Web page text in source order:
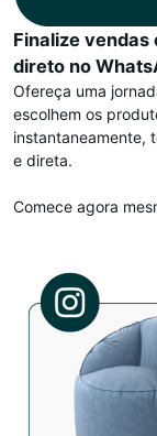
Finalize
direto no
Ofereça uma
escolhem os
instantaneamente,
e direta.
Comece agora